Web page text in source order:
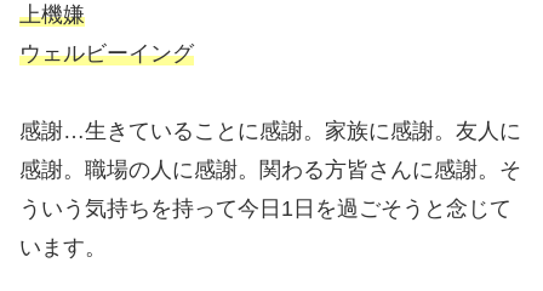
上機嫌
ウェルビーイング
感謝…生きていることに感謝。家族に感謝。友人に
感謝。職場の人に感謝。関わる方皆さんに感謝。そ
ういう気持ちを持って今日1日を過ごそうと念じて
います。